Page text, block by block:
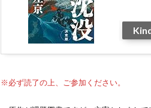
※必ず読了の上、ご参加ください。